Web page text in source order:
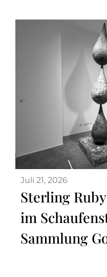
Juli 21, 2026
Sterling
im
Sammlung